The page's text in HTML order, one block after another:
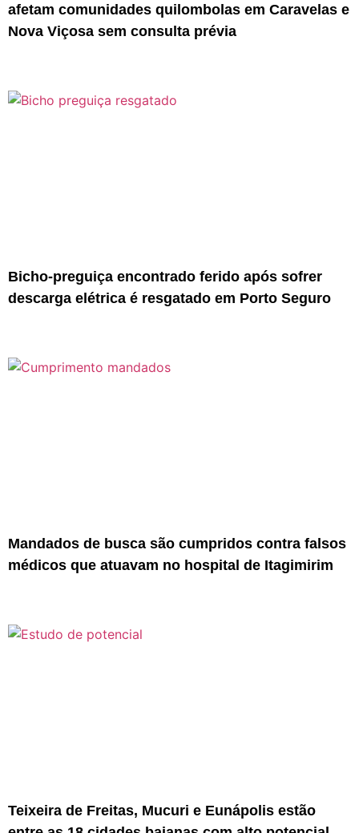
afetam comunidades quilombolas em Caravelas e
Nova Viçosa sem consulta prévia
Bicho-preguiça encontrado ferido após sofrer
descarga elétrica é resgatado em Porto Seguro
Mandados de busca são cumpridos contra falsos
médicos que atuavam no hospital de Itagimirim
Teixeira de Freitas, Mucuri e Eunápolis estão